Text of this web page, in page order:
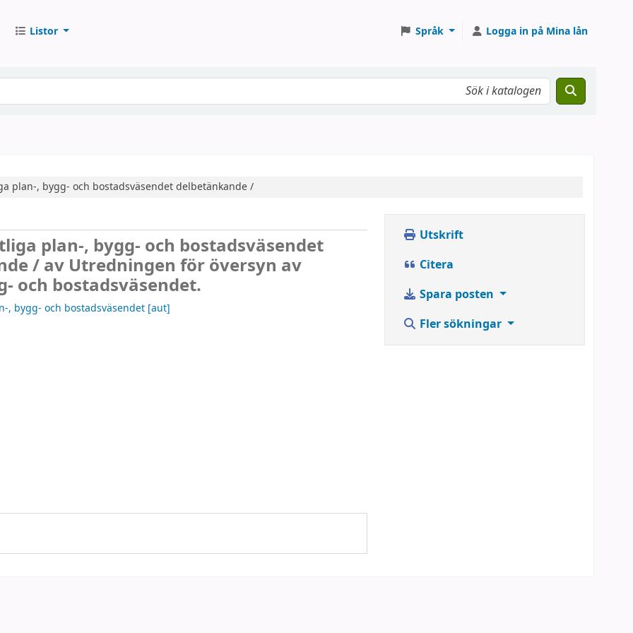
Listor Språk Logga in på Mina lån
plan-, bygg- och bostadsväsendetdelbetänkande /
plan-, bygg- och bostadsväsendet
/av Utredningen för översyn av
och bostadsväsendet.
, bygg- och bostadsväsendet [aut]
Utskrift
Citera
Spara posten
Fler sökningar